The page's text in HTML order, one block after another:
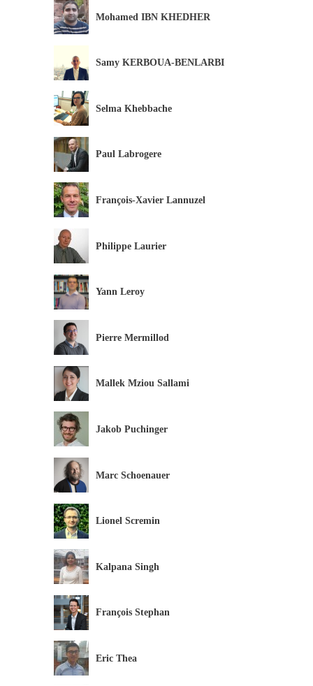
Mohamed IBN KHEDHER
Samy KERBOUA-BENLARBI
Selma Khebbache
Paul Labrogere
François-Xavier Lannuzel
Philippe Laurier
Yann Leroy
Pierre Mermillod
Mallek Mziou Sallami
Jakob Puchinger
Marc Schoenauer
Lionel Scremin
Kalpana Singh
François Stephan
Eric Thea